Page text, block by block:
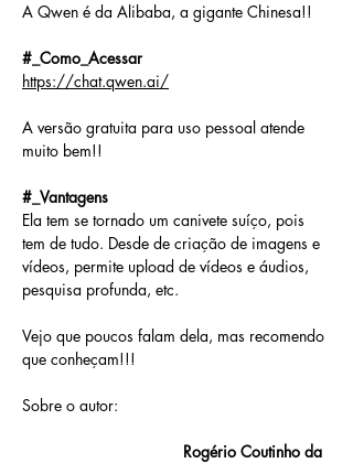
A Qwen é da Alibaba, a gigante Chinesa!!
#_Como_Acessar
https://chat.qwen.ai/
A versão gratuita para uso pessoal atende
muito bem!!
#_Vantagens
Ela tem se tornado um canivete suíço, pois
tem de tudo. Desde de criação de imagens e
vídeos, permite upload de vídeos e áudios,
pesquisa profunda, etc.
Vejo que poucos falam dela, mas recomendo
que conheçam!!!
Sobre o autor:
Rogério Coutinho da